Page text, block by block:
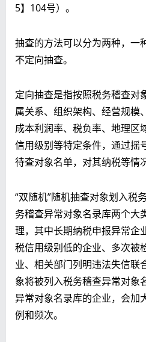
5】104号）。
抽查的方法可以分为两种，一
不定向抽查。
定向抽查是指按照税务稽查对
属关系、组织架构、经营规模
成本利润率、税负率、地理区
信用级别等特定条件，通过摇
待查对象名单，对其纳税等情
“双随机”随机抽查对象划入税
务稽查异常对象名录库两个大
理，其中长期纳税申报异常企
税信用级别低的企业、多次被
业、相关部门列明违法失信联
象将被列入税务稽查异常对象
异常对象名录库的企业，会加
例和频次。